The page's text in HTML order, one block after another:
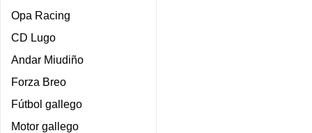
Opa Racing
CD Lugo
Andar Miudiño
Forza Breo
Fútbol gallego
Motor gallego